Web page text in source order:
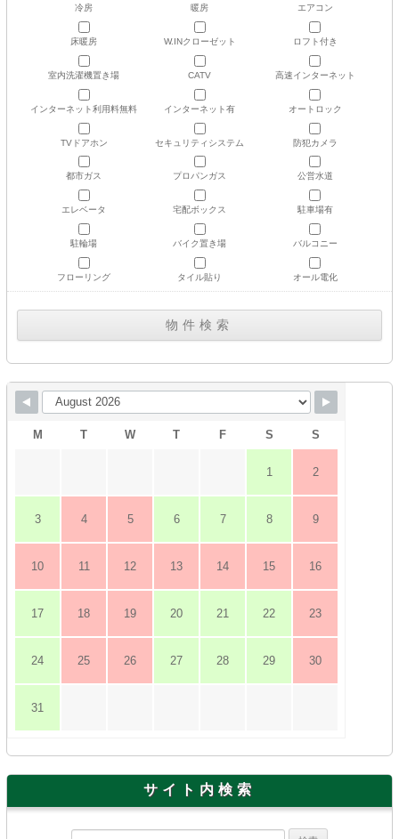
冷房 暖房 エアコン
床暖房 W.INクローゼット ロフト付き
室内洗濯機置き場 CATV 高速インターネット
インターネット利用料無料 インターネット有 オートロック
TVドアホン セキュリティシステム 防犯カメラ
都市ガス プロパンガス 公営水道
エレベータ 宅配ボックス 駐車場有
駐輪場 バイク置き場 バルコニー
フローリング タイル貼り オール電化
M T W T F S S
1 2
3 4 5 6 7 8 9
10 11 12 13 14 15 16
17 18 19 20 21 22 23
24 25 26 27 28 29 30
31
サイト内検索